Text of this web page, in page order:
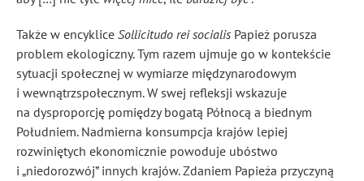
Także w encyklice Sollicitudo rei socialis Papież porusza
problem ekologiczny. Tym razem ujmuje go w kontekście
sytuacji społecznej w wymiarze międzynarodowym
i wewnątrzspołecznym. W swej refleksji wskazuje
na dysproporcję pomiędzy bogatą Północą a biednym
Południem. Nadmierna konsumpcja krajów lepiej
rozwiniętych ekonomicznie powoduje ubóstwo
i „niedorozwój” innych krajów. Zdaniem Papieża przyczyną